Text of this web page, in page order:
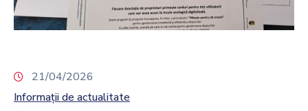
21/04/2026
Informații de actualitate